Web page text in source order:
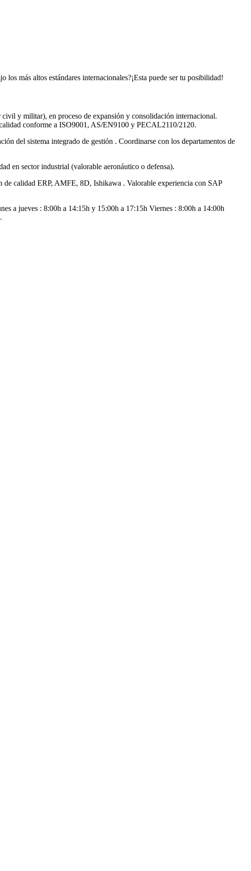
más altos estándares internacionales?¡Esta puede ser tu posibilidad!
y militar), en proceso de expansión y consolidación internacional.
conforme a ISO9001, AS/EN9100 y PECAL2110/2120.
del sistema integrado de gestión . Coordinarse con los departamentos de
en sector industrial (valorable aeronáutico o defensa).
de calidad ERP, AMFE, 8D, Ishikawa . Valorable experiencia con SAP
a jueves : 8:00h a 14:15h y 15:00h a 17:15h Viernes : 8:00h a 14:00h